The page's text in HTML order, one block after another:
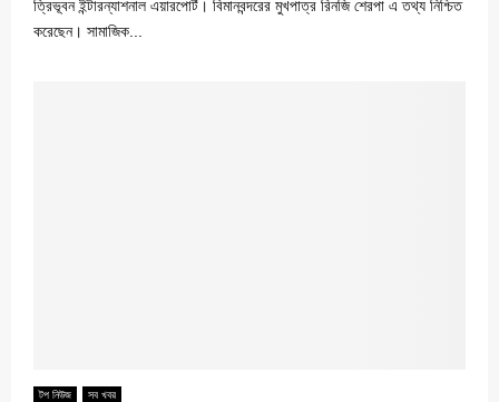
ত্রিভূবন ইন্টারন্যাশনাল এয়ারপোর্ট। বিমানবন্দরের মুখপাত্র রিনজি শেরপা এ তথ্য নিশ্চিত
করেছেন। সামাজিক...
টপ নিউজ সব খবর